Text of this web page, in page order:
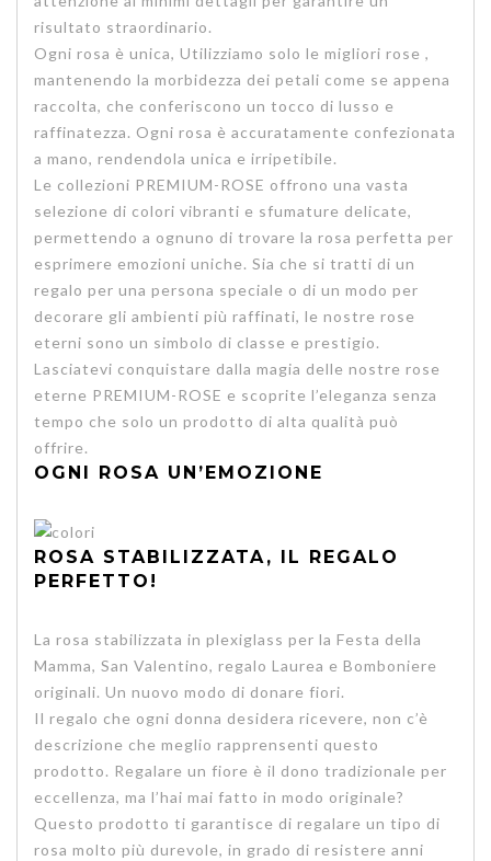
risultato straordinario.
Ogni rosa è unica, Utilizziamo solo le migliori rose ,
mantenendo la morbidezza dei petali come se appena
raccolta, che conferiscono un tocco di lusso e
raffinatezza. Ogni rosa è accuratamente confezionata
a mano, rendendola unica e irripetibile.
Le collezioni PREMIUM-ROSE offrono una vasta
selezione di colori vibranti e sfumature delicate,
permettendo a ognuno di trovare la rosa perfetta per
esprimere emozioni uniche. Sia che si tratti di un
regalo per una persona speciale o di un modo per
decorare gli ambienti più raffinati, le nostre rose
eterni sono un simbolo di classe e prestigio.
Lasciatevi conquistare dalla magia delle nostre rose
eterne PREMIUM-ROSE e scoprite l’eleganza senza
tempo che solo un prodotto di alta qualità può
offrire.
OGNI ROSA UN’EMOZIONE
ROSA STABILIZZATA, IL REGALO
PERFETTO!
La rosa stabilizzata in plexiglass per la Festa della
Mamma, San Valentino, regalo Laurea e Bomboniere
originali. Un nuovo modo di donare fiori.
Il regalo che ogni donna desidera ricevere, non c’è
descrizione che meglio rapprensenti questo
prodotto. Regalare un fiore è il dono tradizionale per
eccellenza, ma l’hai mai fatto in modo originale?
Questo prodotto ti garantisce di regalare un tipo di
rosa molto più durevole, in grado di resistere anni